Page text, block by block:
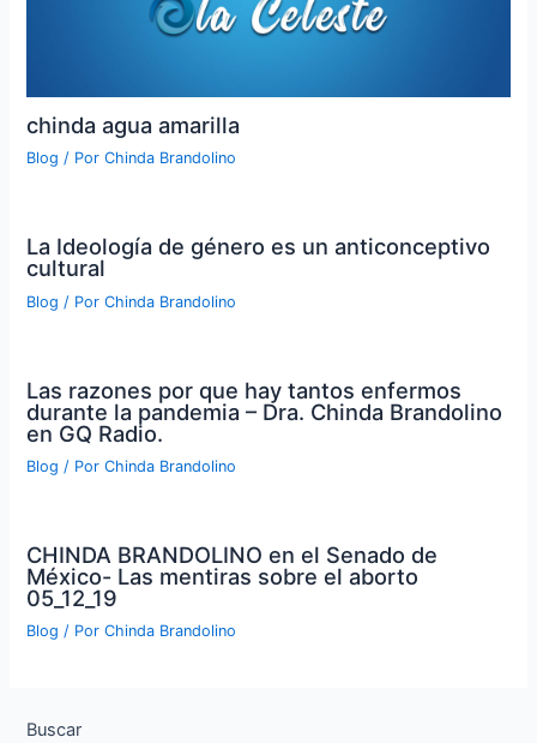
chinda agua amarilla
Blog / PorChinda Brandolino
La Ideología de género es un anticonceptivo
cultural
Blog / PorChinda Brandolino
Las razones por que hay tantos enfermos
durante la pandemia – Dra. Chinda Brandolino
en GQ Radio.
Blog / PorChinda Brandolino
CHINDA BRANDOLINO en el Senado de
México- Las mentiras sobre el aborto
05_12_19
Blog / PorChinda Brandolino
Buscar